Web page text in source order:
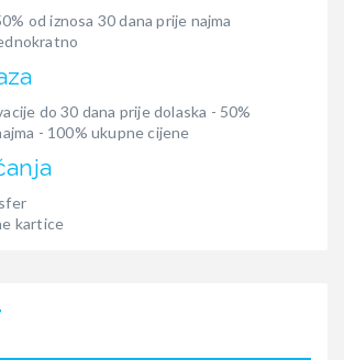
od iznosa 30 dana prije najma
do 30 dana prije dolaska - 50%
- 100% ukupne cijene
kartice